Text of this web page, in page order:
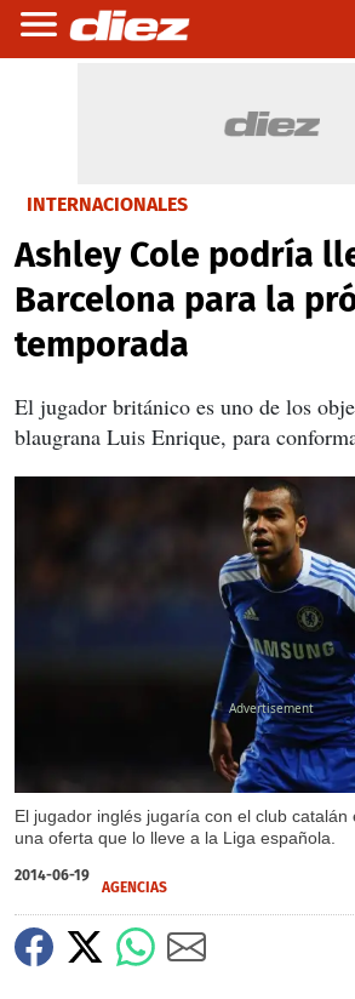
INTERNACIONALES
Ashley Cole podría
Barcelona para la
temporada
El jugador británico es uno de los
blaugrana Luis Enrique, para
El jugador inglés jugaría con el club catalán
una oferta que lo lleve a la Liga española.
2014-06-19
AGENCIAS